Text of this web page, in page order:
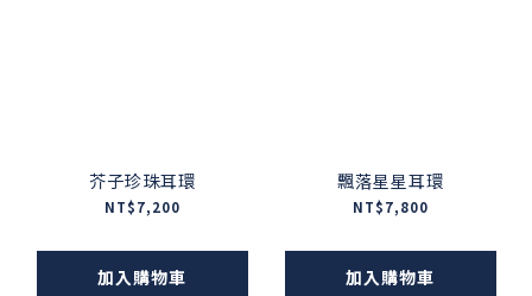
芥子珍珠耳環
NT$7,200
加入購物車
飄落星星耳環
NT$7,800
加入購物車